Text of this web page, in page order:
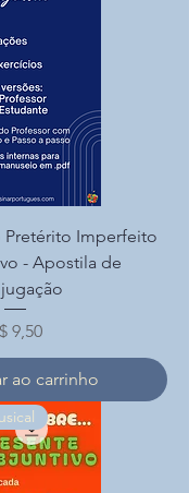
Pretérito Imperfeito
- Apostila de
9,50
ao carrinho